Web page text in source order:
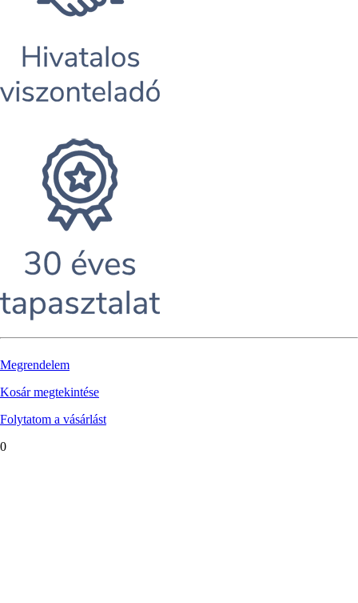
Megrendelem
Kosár megtekintése
Folytatom a vásárlást
0